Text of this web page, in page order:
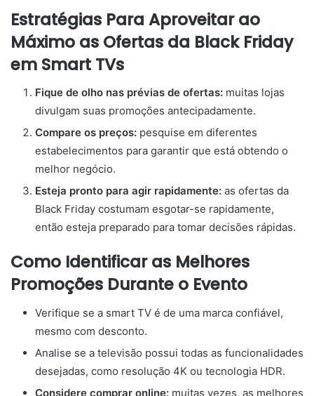
Estratégias Para Aproveitar ao
Máximo as Ofertas da Black Friday
em Smart TVs
Fique de olho nas prévias de ofertas: muitas lojas
divulgam suas promoções antecipadamente.
Compare os preços: pesquise em diferentes
estabelecimentos para garantir que está obtendo o
melhor negócio.
Esteja pronto para agir rapidamente: as ofertas da
Black Friday costumam esgotar-se rapidamente,
então esteja preparado para tomar decisões rápidas.
Como Identificar as Melhores
Promoções Durante o Evento
Verifique se a smart TV é de uma marca confiável,
mesmo com desconto.
Analise se a televisão possui todas as funcionalidades
desejadas, como resolução 4K ou tecnologia HDR.
Considere comprar online: muitas vezes, as melhores